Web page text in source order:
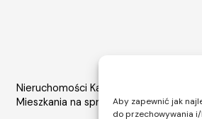
Aby zapewnić jak
do przechowywania
Nieruchomości Katowice
Mieszkania na sprzedaż Katowice